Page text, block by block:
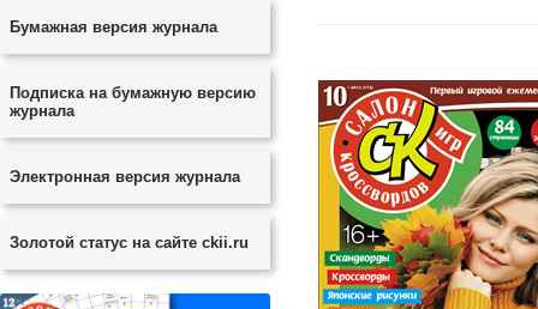
Бумажная версия журнала
Подписка на бумажную версию
журнала
Электронная версия журнала
Золотой статус на сайте ckii.ru